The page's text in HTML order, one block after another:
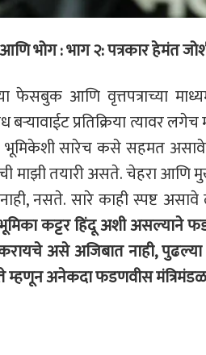
भोग : भाग २: पत्रकार हेमंत
फेसबुक आणि वृत्तपत्राच्या
बऱ्यावाईट प्रतिक्रियात्यावर लगेच
भूमिकेशी सारेच कसे सहमत
माझी तयारीअसते. चेहरा आणि
नसते. सारे काही स्पष्ट
कट्टर हिंदूअशी असल्याने
असे अजिबात नाही,
म्हणून अनेकदाफडणवीस